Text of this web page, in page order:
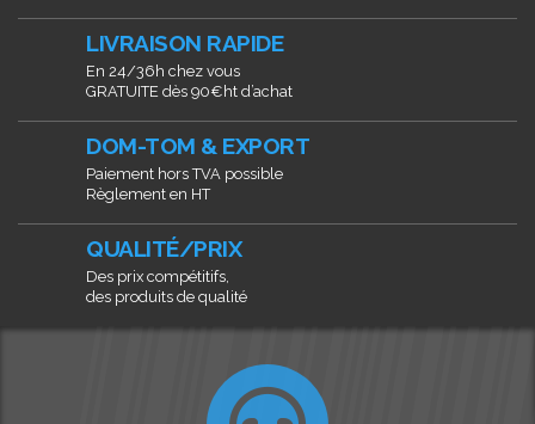
LIVRAISON RAPIDE
En 24/36h chez vous
GRATUITE dès 90€ht d’achat
DOM-TOM & EXPORT
Paiement hors TVA possible
Règlement en HT
QUALITÉ/PRIX
Des prix compétitifs,
des produits de qualité